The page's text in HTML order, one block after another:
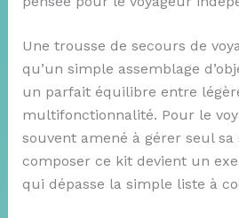
Une trousse de secours de
qu’un simple assemblage
un parfait équilibre entre
multifonctionnalité. Pour le
souvent amené à gérer seul
composer ce kit devient un
qui dépasse la simple liste à